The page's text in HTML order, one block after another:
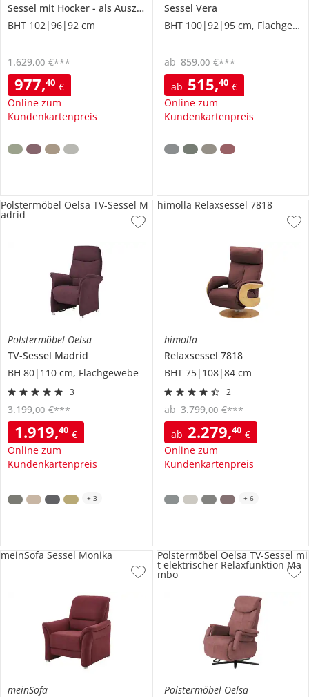
Sessel mit Hocker
als Auszug
Chris
BHT 102|96|92 cm
977,40 €
Online zum
Kundenkartenpreis
1.629,00 €***
Sessel Vera
BHT 100|92|95 cm, Flachgewebe
ab 515,40 €
Online zum
Kundenkartenpreis
ab 859,00 €***
Polstermöbel Oelsa
TV-Sessel Madrid
BH 80|110 cm, Flachgewebe
3
1.919,40 €
Online zum
Kundenkartenpreis
3.199,00 €***
Polstermöbel Oelsa TV-Sessel M
adrid
+ 3
himolla
Relaxsessel 7818
BHT 75|108|84 cm
2
ab 2.279,40 €
Online zum
Kundenkartenpreis
ab 3.799,00 €***
himolla Relaxsessel 7818
+ 6
meinSofa
meinSofa Sessel Monika
Polstermöbel Oelsa
Polstermöbel Oelsa TV-Sessel mi
t elektrischer Relaxfunktion Ma
mbo